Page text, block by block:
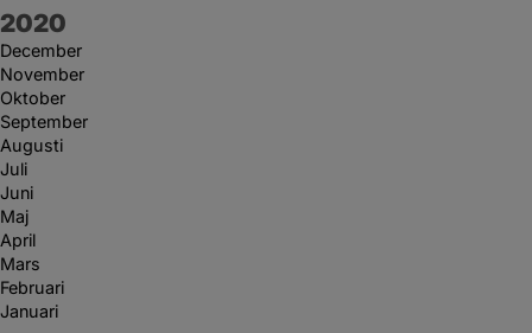
År:
2020
December
November
Oktober
September
Augusti
Juli
Juni
Maj
April
Mars
Februari
Januari